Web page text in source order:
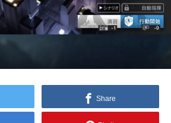
Share